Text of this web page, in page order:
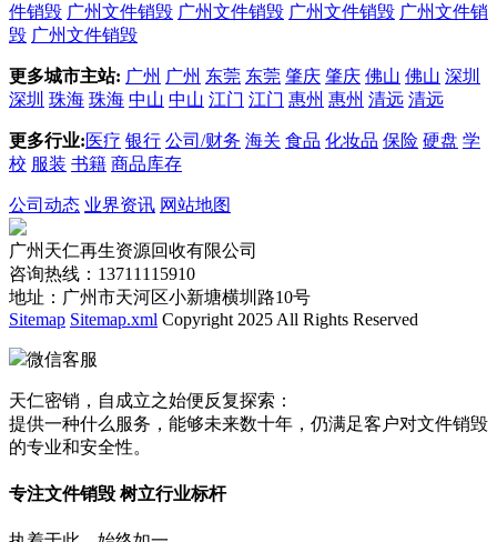
件销毁 广州文件销毁 广州文件销毁 广州文件销毁 广州文件销
毁 广州文件销毁
更多城市主站: 广州 广州 东莞 东莞 肇庆 肇庆 佛山 佛山 深圳
深圳 珠海 珠海 中山 中山 江门 江门 惠州 惠州 清远 清远
更多行业:医疗 银行 公司/财务 海关 食品 化妆品 保险 硬盘 学
校 服装 书籍 商品库存
公司动态 业界资讯 网站地图
广州天仁再生资源回收有限公司
咨询热线：13711115910
地址：广州市天河区小新塘横圳路10号
Sitemap Sitemap.xml Copyright 2025 All Rights Reserved
微信客服
天仁密销，自成立之始便反复探索：
提供一种什么服务，能够未来数十年，仍满足客户对文件销毁
的专业和安全性。
专注文件销毁 树立行业标杆